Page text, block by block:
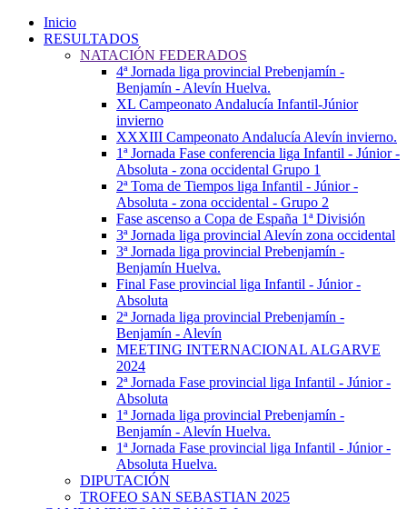
Inicio
RESULTADOS
NATACIÓN FEDERADOS
4ª Jornada liga provincial Prebenjamín -
Benjamín - Alevín Huelva.
XL Campeonato Andalucía Infantil-Júnior
invierno
XXXIII Campeonato Andalucía Alevín invierno.
1ª Jornada Fase conferencia liga Infantil - Júnior -
Absoluta - zona occidental Grupo 1
2ª Toma de Tiempos liga Infantil - Júnior -
Absoluta - zona occidental - Grupo 2
Fase ascenso a Copa de España 1ª División
3ª Jornada liga provincial Alevín zona occidental
3ª Jornada liga provincial Prebenjamín -
Benjamín Huelva.
Final Fase provincial liga Infantil - Júnior -
Absoluta
2ª Jornada liga provincial Prebenjamín -
Benjamín - Alevín
MEETING INTERNACIONAL ALGARVE
2024
2ª Jornada Fase provincial liga Infantil - Júnior -
Absoluta
1ª Jornada liga provincial Prebenjamín -
Benjamín - Alevín Huelva.
1ª Jornada Fase provincial liga Infantil - Júnior -
Absoluta Huelva.
DIPUTACIÓN
TROFEO SAN SEBASTIAN 2025